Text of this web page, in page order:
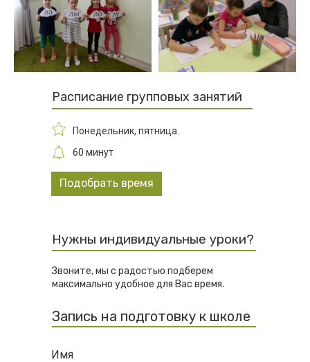
Расписание групповых занятий
Подобрать время
Понедельник, пятница.
60 минут
Нужны индивидуальные уроки?
Звоните, мы с радостью подберем
максимально удобное для Вас время.
Запись на подготовку к школе
Имя